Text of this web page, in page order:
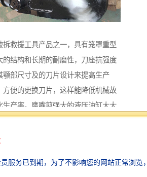
拆救援工具产品之一，具有笼罩重型
的结构和长期的耐磨性，刀座抗强度
颚部尺寸及的刀片设计来提高生产
方便的更换刀片，这样能降低机械故
生产率。鹰嘴剪强大的液压油缸大大
众号智造大观。鹰嘴剪安装于挖掘机
拆解废车、厂房钢结构拆除、船舶破
、罐、管子等废料钢，此类剪刀适用